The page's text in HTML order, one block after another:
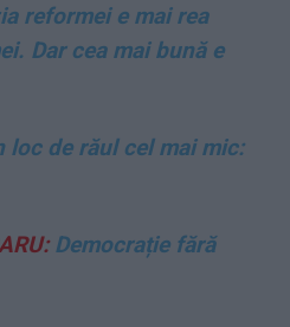
reformei e mai rea
Dar cea mai bună e
de răul cel mai mic:
Democrație fără